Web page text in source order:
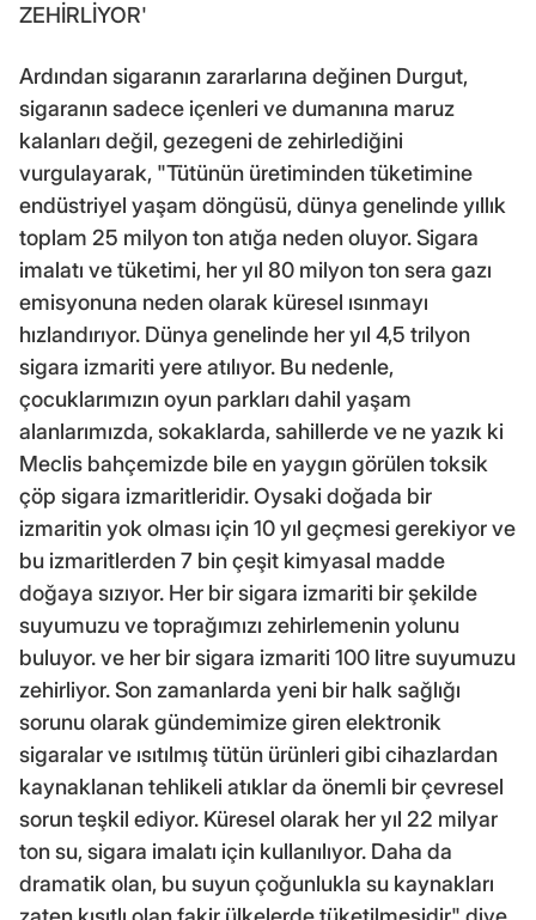
ZEHİRLİYOR'
Ardından sigaranın zararlarına değinen Durgut,
sigaranın sadece içenleri ve dumanına maruz
kalanları değil, gezegeni de zehirlediğini
vurgulayarak, "Tütünün üretiminden tüketimine
endüstriyel yaşam döngüsü, dünya genelinde yıllık
toplam 25 milyon ton atığa neden oluyor. Sigara
imalatı ve tüketimi, her yıl 80 milyon ton sera gazı
emisyonuna neden olarak küresel ısınmayı
hızlandırıyor. Dünya genelinde her yıl 4,5 trilyon
sigara izmariti yere atılıyor. Bu nedenle,
çocuklarımızın oyun parkları dahil yaşam
alanlarımızda, sokaklarda, sahillerde ve ne yazık ki
Meclis bahçemizde bile en yaygın görülen toksik
çöp sigara izmaritleridir. Oysaki doğada bir
izmaritin yok olması için 10 yıl geçmesi gerekiyor ve
bu izmaritlerden 7 bin çeşit kimyasal madde
doğaya sızıyor. Her bir sigara izmariti bir şekilde
suyumuzu ve toprağımızı zehirlemenin yolunu
buluyor. ve her bir sigara izmariti 100 litre suyumuzu
zehirliyor. Son zamanlarda yeni bir halk sağlığı
sorunu olarak gündemimize giren elektronik
sigaralar ve ısıtılmış tütün ürünleri gibi cihazlardan
kaynaklanan tehlikeli atıklar da önemli bir çevresel
sorun teşkil ediyor. Küresel olarak her yıl 22 milyar
ton su, sigara imalatı için kullanılıyor. Daha da
dramatik olan, bu suyun çoğunlukla su kaynakları